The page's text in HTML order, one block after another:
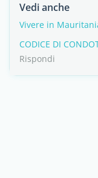
Vedi anche
Vivere in
CODICE DI
Rispondi